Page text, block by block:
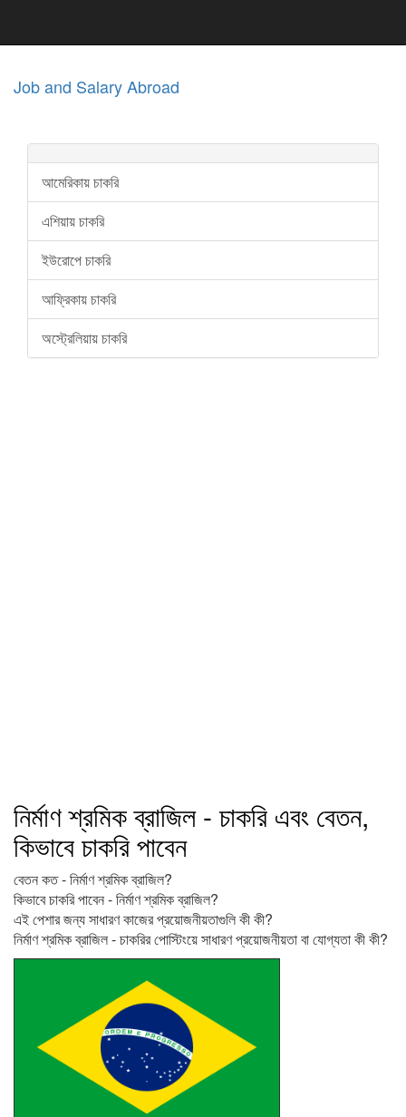
Job and Salary Abroad
আমেরিকায় চাকরি
এশিয়ায় চাকরি
ইউরোপে চাকরি
আফ্রিকায় চাকরি
অস্ট্রেলিয়ায় চাকরি
নির্মাণ শ্রমিক ব্রাজিল - চাকরি এবং বেতন,
কিভাবে চাকরি পাবেন
বেতন কত - নির্মাণ শ্রমিক ব্রাজিল?
কিভাবে চাকরি পাবেন - নির্মাণ শ্রমিক ব্রাজিল?
এই পেশার জন্য সাধারণ কাজের প্রয়োজনীয়তাগুলি কী কী?
নির্মাণ শ্রমিক ব্রাজিল - চাকরির পোস্টিংয়ে সাধারণ প্রয়োজনীয়তা বা যোগ্যতা কী কী?